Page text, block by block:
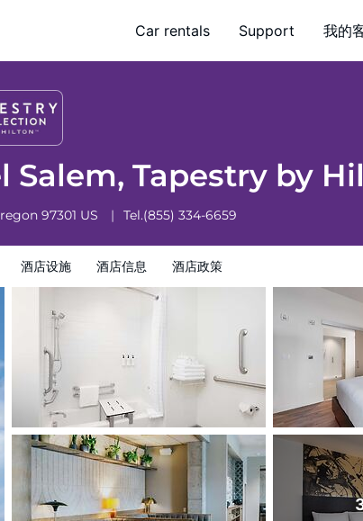
Car rentals Support 我的
Tapestry by
97301 US Tel.(855) 334-6659
酒店设施 酒店信息 酒店政策